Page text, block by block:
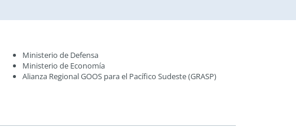
Ministerio de Defensa
Ministerio de Economía
Alianza Regional GOOS para el Pacífico Sudeste (GRASP)